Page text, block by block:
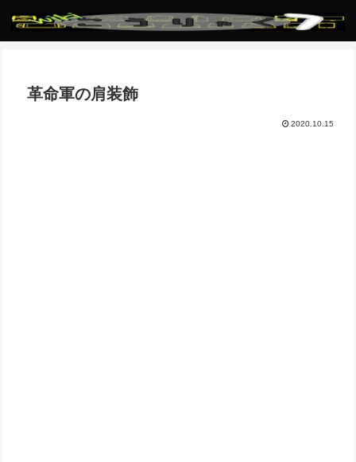
革命軍の肩装飾
2020.10.15